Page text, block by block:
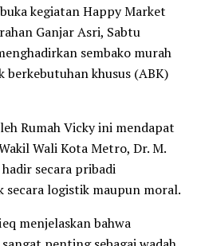
kegiatan Happy Market
Ganjar Asri, Sabtu
sembako murah
berkebutuhan khusus (ABK)
Rumah Vicky ini mendapat
Wali Kota Metro, Dr. M.
secara pribadi
secara logistik maupun moral.
menjelaskan bahwa